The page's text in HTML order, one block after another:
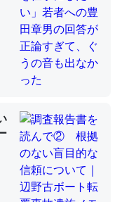
使う脊椎動物と貝
を無くしてナメク
昆虫はなぜ海にいな
まに覗いてる。ぼ